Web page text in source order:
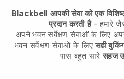
Blackbell आपकी सेवा को एक
प्रदान करती है- हमारे
अपने भवन सर्वेक्षण सेवाओं के लिए
भवन सर्वेक्षण सेवाओं के लिए सही
पास बहुत सारेसहज